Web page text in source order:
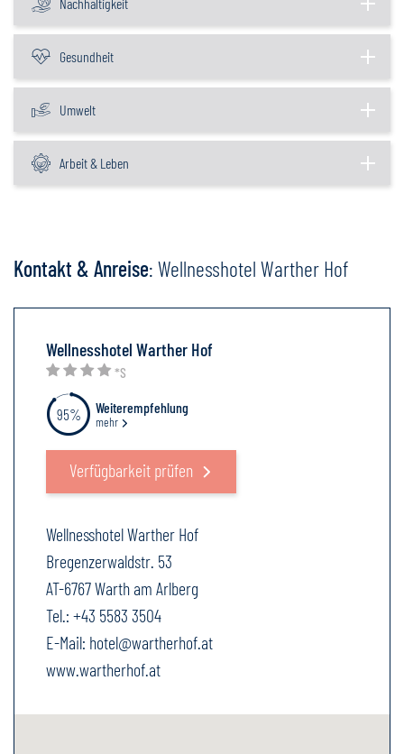
Nachhaltigkeit
Gesundheit
Umwelt
Arbeit & Leben
Kontakt & Anreise: Wellnesshotel Warther Hof
Wellnesshotel Warther Hof
*S
95% Weiterempfehlung
mehr
Verfügbarkeit prüfen
Wellnesshotel Warther Hof
Bregenzerwaldstr. 53
AT-6767 Warth am Arlberg
Tel.: +43 5583 3504
E-Mail: hotel@wartherhof.at
www.wartherhof.at